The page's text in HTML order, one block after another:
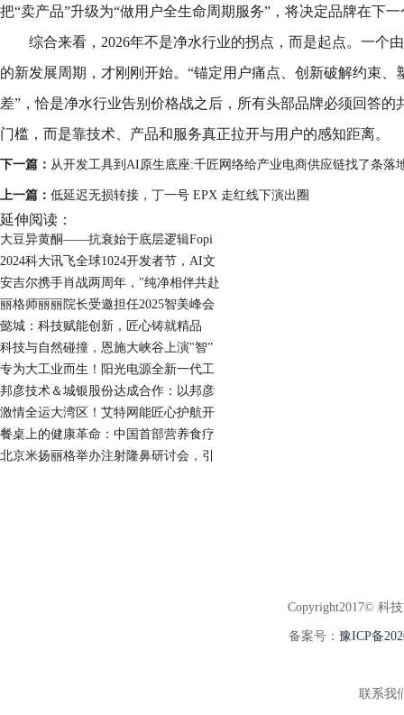
把“卖产品”升级为“做用户全生命周期服务”，将决定品牌在下
综合来看，2026年不是净水行业的拐点，而是起点。一个
的新发展周期，才刚刚开始。“锚定用户痛点、创新破解约束、
差”，恰是净水行业告别价格战之后，所有头部品牌必须回答
门槛，而是靠技术、产品和服务真正拉开与用户的感知距离。
下一篇： 从开发工具到AI原生底座:千匠网络给产业电商供应链找了条落
上一篇： 低延迟无损转接，丁一号 EPX 走红线下演出圈
延伸阅读：
大豆异黄酮——抗衰始于底层逻辑Fopi
2024科大讯飞全球1024开发者节，AI文
安吉尔携手肖战两周年，"纯净相伴共赴
丽格师丽丽院长受邀担任2025智美峰会
懿城：科技赋能创新，匠心铸就精品
科技与自然碰撞，恩施大峡谷上演"智”
专为大工业而生！阳光电源全新一代工
邦彦技术＆城银股份达成合作：以邦彦
激情全运大湾区！艾特网能匠心护航开
餐桌上的健康革命：中国首部营养食疗
北京米扬丽格举办注射隆鼻研讨会，引
Copyright2017© 科
备案号： 豫ICP备
联系我